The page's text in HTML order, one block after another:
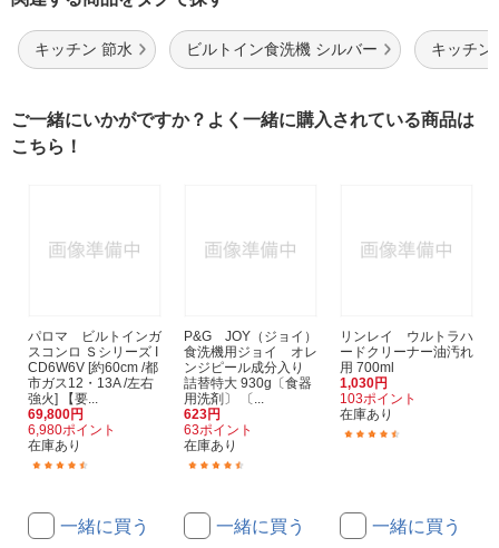
キッチン 節水 ビルトイン食洗機 シルバー キッチン
ご一緒にいかがですか？よく一緒に購入されている商品は
こちら！
パロマ ビルトインガ
スコンロ Ｓシリーズ I
CD6W6V [約60cm /都
市ガス12・13A /左右
強火] 【要...
69,800円
6,980ポイント
在庫あり
一緒に買う
P&G JOY（ジョイ）
食洗機用ジョイ オレ
ンジピール成分入り
詰替特大 930g〔食器
用洗剤〕 〔...
623円
63ポイント
在庫あり
一緒に買う
リンレイ ウルトラハ
ードクリーナー油汚れ
用 700ml
1,030円
103ポイント
在庫あり
一緒に買う